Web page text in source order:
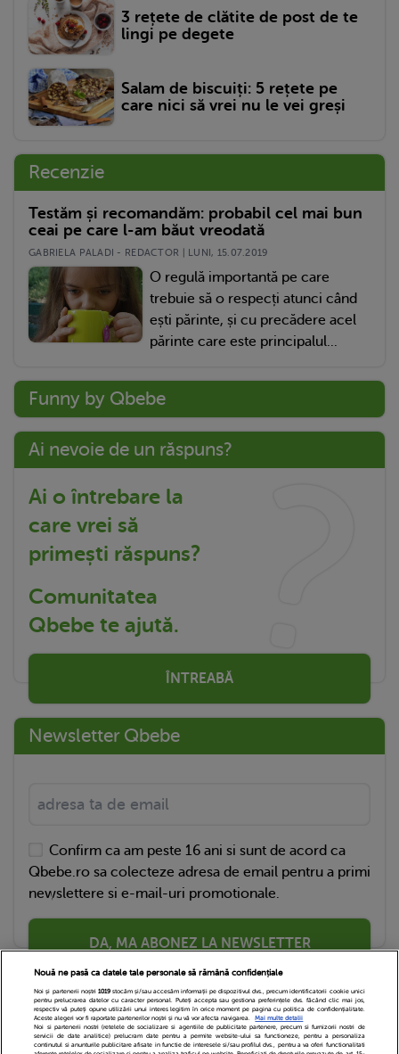
3 rețete de clătite de post de te
lingi pe degete
Salam de biscuiți: 5 rețete pe
care nici să vrei nu le vei greși
Recenzie
Testăm și recomandăm: probabil cel mai bun
ceai pe care l-am băut vreodată
GABRIELA PALADI - REDACTOR | LUNI, 15.07.2019
O regulă importantă pe care
trebuie să o respecți atunci când
ești părinte, și cu precădere acel
părinte care este principalul...
Funny by Qbebe
Ai nevoie de un răspuns?
Ai o întrebare la
care vrei să
primești răspuns?
Comunitatea
Qbebe te ajută.
ÎNTREABĂ
Newsletter Qbebe
Confirm ca am peste 16 ani si sunt de acord ca
Qbebe.ro sa colecteze adresa de email pentru a primi
newslettere si e-mail-uri promotionale.
DA, MA ABONEZ LA NEWSLETTER
Nouă ne pasă ca datele tale personale să rămână confidențiale
Noi și partenerii noștri 1019stocăm și/sau accesăm informații pe dispozitivul dvs., precum identificatorii cookie unici
pentru prelucrarea datelor cu caracter personal. Puteți accepta sau gestiona preferințele dvs. făcând clic mai jos,
respectiv vă puteți opune utilizării unui interes legitim în orice moment pe pagina cu politica de confidențialitate.
Aceste alegeri vor fi raportate partenerilor noștri și nu vă vor afecta navigarea.
Mai multe detalii
Noi si partenerii nostri (retelele de socializare si agentiile de publicitate partenere, precum si furnizorii nostri de
servicii de date analitice) prelucram date pentru a permite website-ului sa functioneze, pentru a personaliza
continutul si anunturile publicitare afisate in functie de interesele si/sau profilul dvs., pentru a va oferi functionalitati